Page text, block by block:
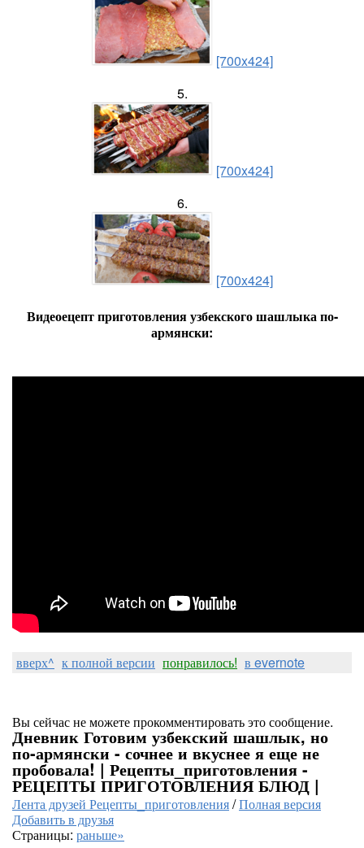
[700x424]
5.
[700x424]
6.
[700x424]
Видеоецепт приготовления узбекского шашлыка по-
армянски:
вверх^ к полной версии понравилось! в evernote
Вы сейчас не можете прокомментировать это сообщение.
Дневник Готовим узбекский шашлык, но
по-армянски - сочнее и вкуснее я еще не
пробовала! | Рецепты_приготовления -
РЕЦЕПТЫ ПРИГОТОВЛЕНИЯ БЛЮД |
Лента друзей Рецепты_приготовления/Полная версия
Добавить в друзья
Страницы: раньше»